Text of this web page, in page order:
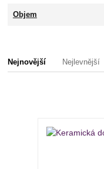
Objem
Nejnovější Nejlevnější